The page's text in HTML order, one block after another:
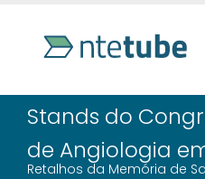
Stands do
de Angiologia
Retalhos da Memória de